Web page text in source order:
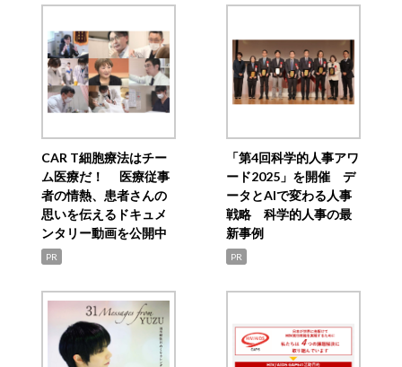
CAR T細胞療法はチー
ム医療だ！ 医療従事
者の情熱、患者さんの
思いを伝えるドキュメ
ンタリー動画を公開中
PR
「第4回科学的人事アワ
ード2025」を開催 デ
ータとAIで変わる人事
戦略 科学的人事の最
新事例
PR